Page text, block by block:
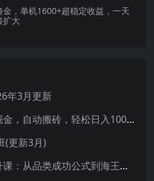
金，单机1600+超稳定收益，一天
扩大
年3月更新
最新快手磁力万和掘金，自动搬砖，轻松日入100-200，操作简单
(更新3月)
亚马逊卖家利润飙升课：从品类成功公式到海王打法，让每个SKU都成爆款一路飙升(更新26年3月